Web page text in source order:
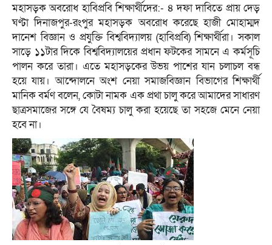
মহাসড়ক অবরোধ হাবিপ্রবি শিক্ষার্থীদের:- ৪ দফা দাবিতে প্রায় দেড়
ঘণ্টা দিনাজপুর-রংপুর মহাসড়ক অবরোধ করেছে হাজী মোহাম্মদ
দানেশ বিজ্ঞান ও প্রযুক্তি বিশ্ববিদ্যালয় (হাবিপ্রবি) শিক্ষার্থীরা। সকাল
সাড়ে ১১টার দিকে বিশ্ববিদ্যালয়ের প্রধান ফটকের সামনে এ কর্মসূচি
পালন করে তারা। এতে মহাসড়কের উভয় পাশের যান চলাচল বন্ধ
হয়ে যায়। আন্দোলনে অংশ নেয়া সমাজবিজ্ঞান বিভাগের শিক্ষার্থী
মানিক বর্মণ বলেন, কোটা নামক এক প্রথা চালু করে আমাদের সাধারণ
ছাত্রসমাজের সঙ্গে যে বৈষম্য চালু করা হয়েছে তা সহজে মেনে নেয়া
হবে না।